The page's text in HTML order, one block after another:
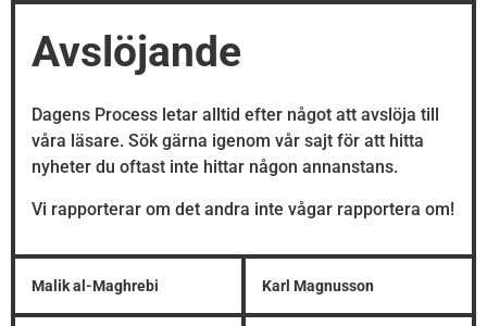
Avslöjande
Dagens Process letar alltid efter något att avslöja till
våra läsare. Sök gärna igenom vår sajt för att hitta
nyheter du oftast inte hittar någon annanstans.
Vi rapporterar om det andra inte vågar rapportera om!
Malik al-Maghrebi Karl Magnusson